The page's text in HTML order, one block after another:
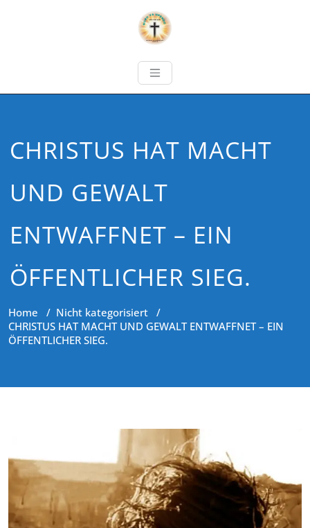
CHRISTUS HAT MACHT
UND GEWALT
ENTWAFFNET – EIN
ÖFFENTLICHER SIEG.
Home / Nicht kategorisiert /
CHRISTUS HAT MACHT UND GEWALT ENTWAFFNET – EIN
ÖFFENTLICHER SIEG.